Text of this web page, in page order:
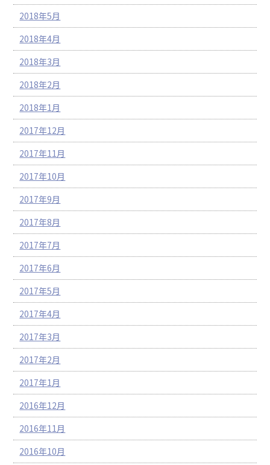
2018年5月
2018年4月
2018年3月
2018年2月
2018年1月
2017年12月
2017年11月
2017年10月
2017年9月
2017年8月
2017年7月
2017年6月
2017年5月
2017年4月
2017年3月
2017年2月
2017年1月
2016年12月
2016年11月
2016年10月